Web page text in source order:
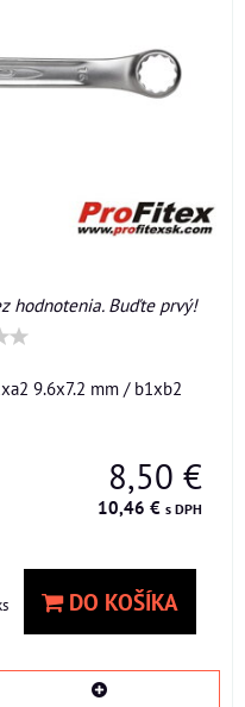
hodnotenia. Buďte prvý!
9.6x7.2 mm / b1xb2
8,50 €
10,46 € s DPH
DO KOŠÍKA